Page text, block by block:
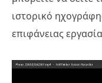
ιστορικό
επιφάνειας